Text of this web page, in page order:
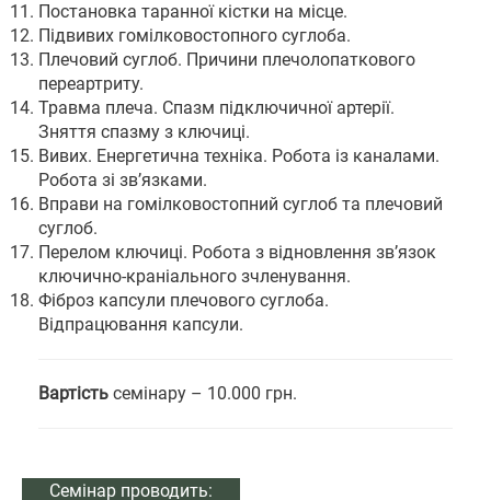
Постановка таранної кістки на місце.
Підвивих гомілковостопного суглоба.
Плечовий суглоб. Причини плечолопаткового
переартриту.
Травма плеча. Спазм підключичної артерії.
Зняття спазму з ключиці.
Вивих. Енергетична техніка. Робота із каналами.
Робота зі зв’язками.
Вправи на гомілковостопний суглоб та плечовий
суглоб.
Перелом ключиці. Робота з відновлення зв’язок
ключично-краніального зчленування.
Фіброз капсули плечового суглоба.
Відпрацювання капсули.
Вартість семінару – 10.000 грн.
Семінар проводить: